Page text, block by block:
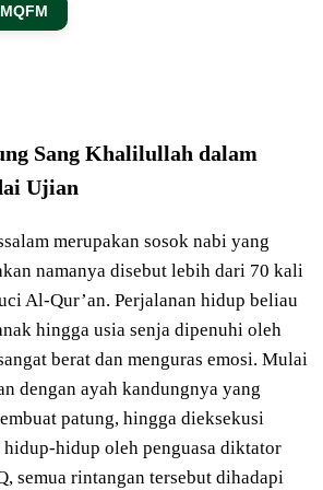
Sang Khalilullah dalam
Ujian
merupakan sosok nabi yang
namanya disebut lebih dari 70 kali
Al-Qur’an. Perjalanan hidup beliau
hingga usia senja dipenuhi oleh
berat dan menguras emosi. Mulai
dengan ayah kandungnya yang
patung, hingga dieksekusi
hidup-hidup oleh penguasa diktator
semua rintangan tersebut dihadapi